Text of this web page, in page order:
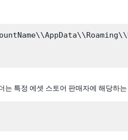
는 특정 에셋 스토어 판매자에 해당하